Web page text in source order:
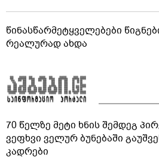
წინასწარმეტყველებები
რეალურად ახდა
70 წელზე მეტი ხნის შემდეგ
ვეფხვი ველურ ბუნებაში
კადრები